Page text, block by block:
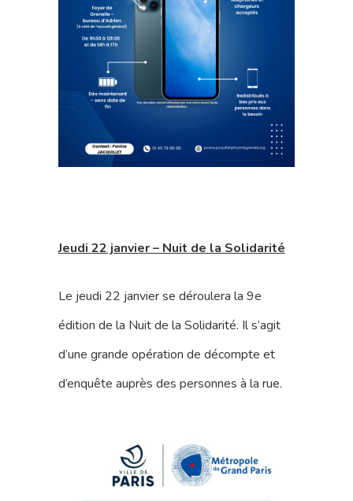
Jeudi 22 janvier – Nuit de la Solidarité
Le jeudi 22 janvier se déroulera la 9e
édition de la Nuit de la Solidarité. Il s’agit
d’une grande opération de décompte et
d’enquête auprès des personnes à la rue.